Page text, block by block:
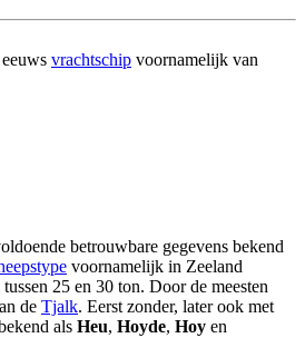
vrachtschip voornamelijk van
betrouwbare gegevens bekend
voornamelijk in Zeeland
25 en 30 ton. Door de meesten
de Tjalk. Eerst zonder, later ook met
als Heu, Hoyde, Hoy en